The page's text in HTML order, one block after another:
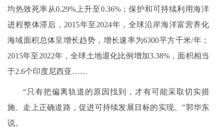
均热致死率从0.29%上升至0.36%；保护和可持续利用海洋
进程整体滞后，2015年至2024年，全球沿岸海洋富营养化
海域面积总体呈增长趋势，增长速率为6300平方千米/年；
2015年至2022年，全球土地退化比例增加3.38%，面积相当
于2.6个印度尼西亚……
“只有把偏离轨道的原因找到，才有可能采取切实措
施、走上正确道路，促进可持续发展目标的实现。”郭华东
说。